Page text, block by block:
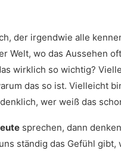
der irgendwie alle
Welt, wo das Aussehen
wirklich so wichtig?
das so ist. Vielleicht
wer weiß das
sprechen, dann
ständig das Gefühl gibt,